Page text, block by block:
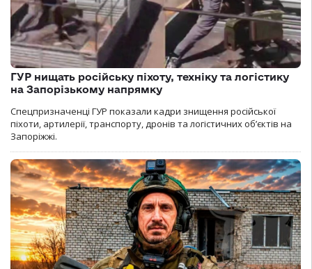
ГУР нищать російську піхоту, техніку та логістику
на Запорізькому напрямку
Спецпризначенці ГУР показали кадри знищення російської
піхоти, артилерії, транспорту, дронів та логістичних об’єктів на
Запоріжжі.